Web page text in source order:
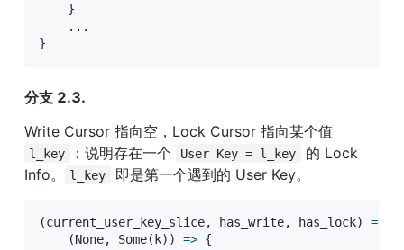
}
...
}
分支 2.3.
l_key ：说明存在一个 User Key = l_key
的 Lock
Info。
l_key 即是第一个遇到的 User Key。
(current_user_key_slice, has_write, has_lock) =
(None, Some(k) ) => {